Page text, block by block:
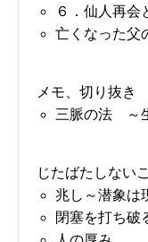
６．仙人再会
亡くなった父
メモ、切り抜き
三脈の法 ～
じたばたしない
兆し～潜象は
閉塞を打ち破